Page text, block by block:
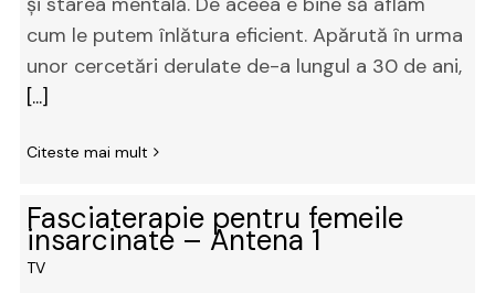
cum le putem înlătura eficient. Apărută în urma
unor cercetări derulate de-a lungul a 30 de ani,
[...]
Citeste mai mult
Fasciaterapie pentru femeile
insarcinate – Antena 1
TV